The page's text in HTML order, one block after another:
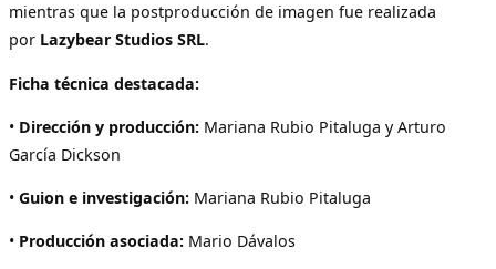
mientras que la postproducción de imagen fue realizada
por Lazybear Studios SRL.
Ficha técnica destacada:
• Dirección y producción: Mariana Rubio Pitaluga y Arturo
García Dickson
• Guion e investigación: Mariana Rubio Pitaluga
• Producción asociada: Mario Dávalos